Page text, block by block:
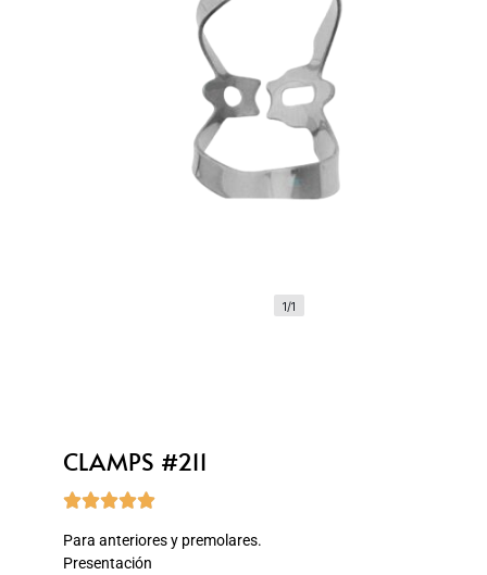
1/1
CLAMPS #211

Para anteriores y premolares.
Presentación